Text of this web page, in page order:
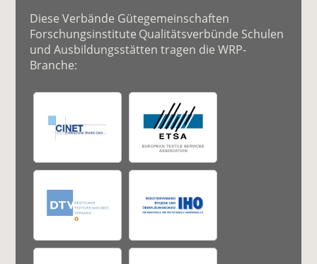
Diese Verbände Gütegemeinschaften
Forschungsinstitute Qualitätsverbünde Schulen
und Ausbildungsstätten tragen die WRP-
Branche: